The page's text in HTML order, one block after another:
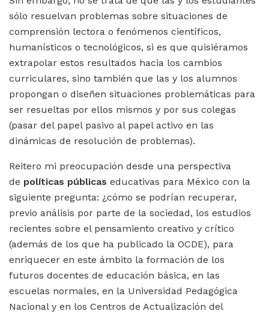
sólo resuelvan problemas sobre situaciones de
comprensión lectora o fenómenos científicos,
humanísticos o tecnológicos, si es que quisiéramos
extrapolar estos resultados hacia los cambios
curriculares, sino también que las y los alumnos
propongan o diseñen situaciones problemáticas para
ser resueltas por ellos mismos y por sus colegas
(pasar del papel pasivo al papel activo en las
dinámicas de resolución de problemas).
Reitero mi preocupación desde una perspectiva
de políticas públicas educativas para México con la
siguiente pregunta: ¿cómo se podrían recuperar,
previo análisis por parte de la sociedad, los estudios
recientes sobre el pensamiento creativo y crítico
(además de los que ha publicado la OCDE), para
enriquecer en este ámbito la formación de los
futuros docentes de educación básica, en las
escuelas normales, en la Universidad Pedagógica
Nacional y en los Centros de Actualización del